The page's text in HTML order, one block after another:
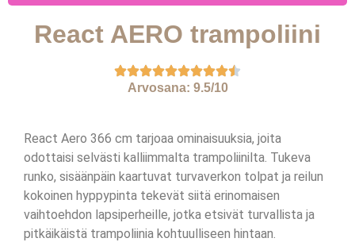
React AERO trampoliini
Arvosana: 9.5/10
React Aero 366 cm tarjoaa ominaisuuksia, joita
odottaisi selvästi kalliimmalta trampoliinilta. Tukeva
runko, sisäänpäin kaartuvat turvaverkon tolpat ja reilun
kokoinen hyppypinta tekevät siitä erinomaisen
vaihtoehdon lapsiperheille, jotka etsivät turvallista ja
pitkäikäistä trampoliinia kohtuulliseen hintaan.